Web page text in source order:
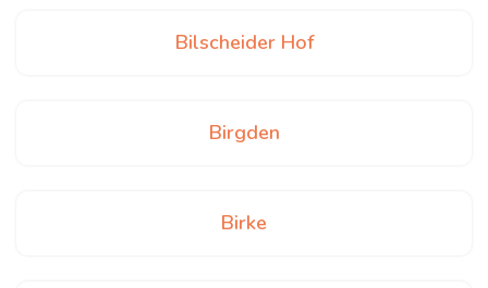
Bilscheider Hof
Birgden
Birke